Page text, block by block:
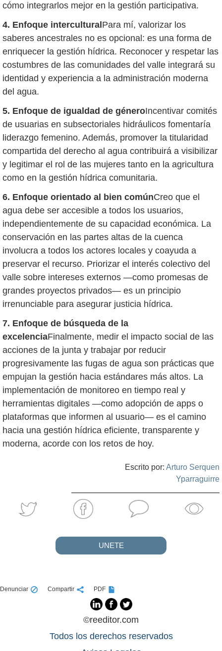
cómo integrarlos mejor en la gestión participativa.
4. Enfoque intercultural Para mí, valorizar los
saberes ancestrales no es opcional: es una forma de
enriquecer la gestión hídrica. Reconocer y respetar las
costumbres de las comunidades del valle integrará su
identidad y experiencia a la administración moderna
del agua.
5. Enfoque de igualdad de géneroIncentivar comités
de usuarias en subsectoriales hidráulicos fomentaría
liderazgo femenino. Además, promover la titularidad
compartida del derecho al agua contribuirá a visibilizar
y legitimar el rol de las mujeres tanto en la agricultura
como en la gestión hídrica comunitaria.
6. Enfoque orientado al bien comúnCreo que el
agua debe ser accesible a todos los usuarios,
independientemente de su capacidad económica. La
conservación en las partes altas de la cuenca
involucra a todos los actores locales y coayuda a
preservar el recurso. Priorizar el interés colectivo del
valle sobre intereses externos —como promesas de
grandes proyectos privados— es un principio
irrenunciable para asegurar justicia hídrica.
7. Enfoque de búsqueda de la
excelenciaFinalmente, medir el impacto social de las
acciones de la junta y trabajar por reducir
progresivamente las fugas de agua son prácticas que
empujan la gestión hacia estándares más altos. La
implementación de monitoreo en tiempo real y
herramientas digitales —como adopción de apps o
plataformas que informen al usuario— es el camino
hacia una gestión hídrica eficiente, transparente y
moderna, acorde con los retos de hoy.
Escrito por: Arturo Serquen
Yparraguirre
UNETE
Denunciar Compartir PDF
©reeditor.com
Todos los derechos reservados